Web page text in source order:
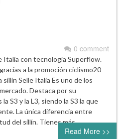
0 comment
Italia con tecnología Superflow.
a la promoción ciclismo20
Selle Italia Es uno de los
Destaca por su
S3 y la L3, siendo la S3 la que
La única diferencia entre
del sillín. Tienes más…
Read More >>